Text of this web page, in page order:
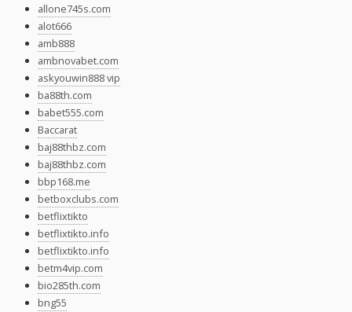
allone745s.com
alot666
amb888
ambnovabet.com
askyouwin888 vip
ba88th.com
babet555.com
Baccarat
baj88thbz.com
baj88thbz.com
bbp168.me
betboxclubs.com
betflixtikto
betflixtikto.info
betflixtikto.info
betm4vip.com
bio285th.com
bng55